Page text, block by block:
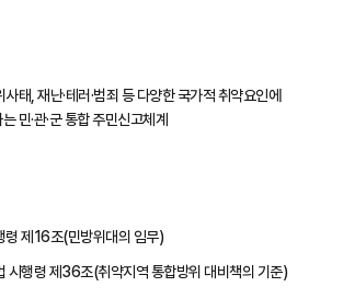
태, 재난·테러·범죄 등 다양한 국가적 취약요인에
민·관·군 통합 주민신고체계
령 제16조(민방위대의 임무)
시행령 제36조(취약지역 통합방위 대비책의 기준)